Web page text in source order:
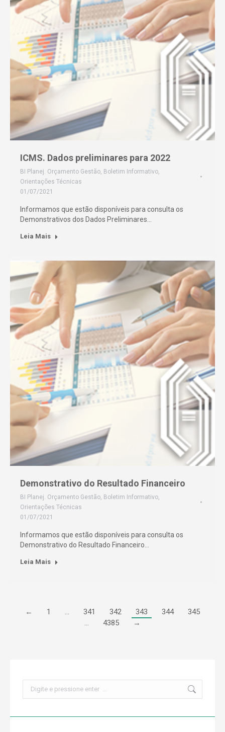
ICMS. Dados preliminares para 2022
BI Planej. Orçamento Gestão, Boletim Informativo,
Orientações Técnicas
01/07/2021
Informamos que estão disponíveis para consulta os
Demonstrativos dos Dados Preliminares…
Leia Mais
Demonstrativo do Resultado Financeiro
BI Planej. Orçamento Gestão, Boletim Informativo,
Orientações Técnicas
01/07/2021
Informamos que estão disponíveis para consulta os
Demonstrativo do Resultado Financeiro…
Leia Mais
← 1 … 341 342 343 344
345
…
4385 →